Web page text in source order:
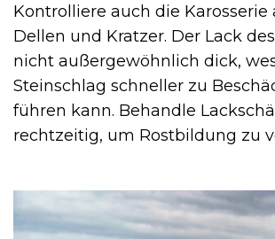
Kontrolliere auch die Karosserie
Dellen und Kratzer. Der Lack
nicht außergewöhnlich dick,
Steinschlag schneller zu
führen kann. Behandle
rechtzeitig, um Rostbildung zu